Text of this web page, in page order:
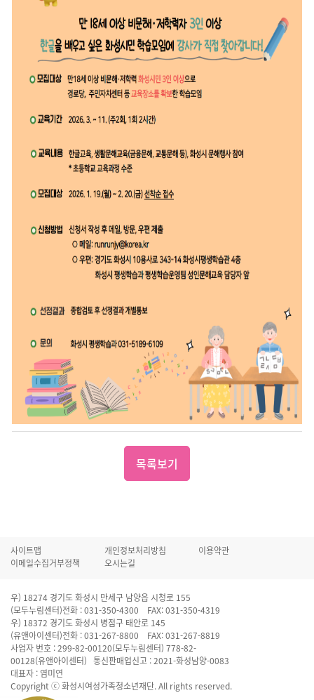
목록보기
사이트맵 개인정보처리방침
이용약관
이메일수집거부정책
오시는길
우) 18274 경기도 화성시 만세구 남양읍 시청로 155
(모두누림센터)전화 : 031-350-4300 FAX: 031-350-4319
우) 18372 경기도 화성시 병점구 태안로 145
(유앤아이센터)전화 : 031-267-8800 FAX: 031-267-8819
사업자 번호 : 299-82-00120(모두누림센터) 778-82-
00128(유앤아이센터) 통신판매업신고 : 2021-화성남양-0083
대표자 : 염미연
Copyright ⓒ 화성시여성가족청소년재단. All rights reserved.